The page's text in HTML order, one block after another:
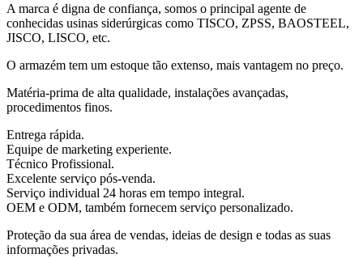
A marca é digna de confiança, somos o principal agente de
conhecidas usinas siderúrgicas como TISCO, ZPSS, BAOSTEEL,
JISCO, LISCO, etc.
O armazém tem um estoque tão extenso, mais vantagem no preço.
Matéria-prima de alta qualidade, instalações avançadas,
procedimentos finos.
Entrega rápida.
Equipe de marketing experiente.
Técnico Profissional.
Excelente serviço pós-venda.
Serviço individual 24 horas em tempo integral.
OEM e ODM, também fornecem serviço personalizado.
Proteção da sua área de vendas, ideias de design e todas as suas
informações privadas.